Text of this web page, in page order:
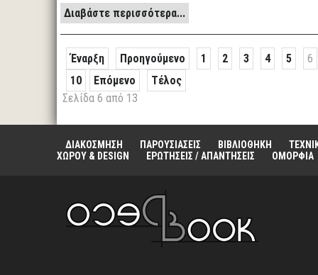
Διαβάστε περισσότερα...
Έναρξη Προηγούμενο 1 2 3 4 5
6
10
Επόμενο
Τέλος
Σελίδα 6 από 13
ΔΙΑΚΟΣΜΗΣΗ ΠΑΡΟΥΣΙΑΣΕΙΣ ΒΙΒΛΙΟΘΗΚΗ
ΧΩΡΟΥ & DESIGN
ΕΡΩΤΗΣΕΙΣ / ΑΠΑΝΤΗΣΕΙΣ ΟΜΟΡΦΙΑ